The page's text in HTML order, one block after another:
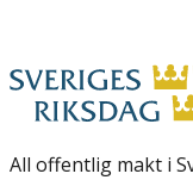
All offentlig makt i